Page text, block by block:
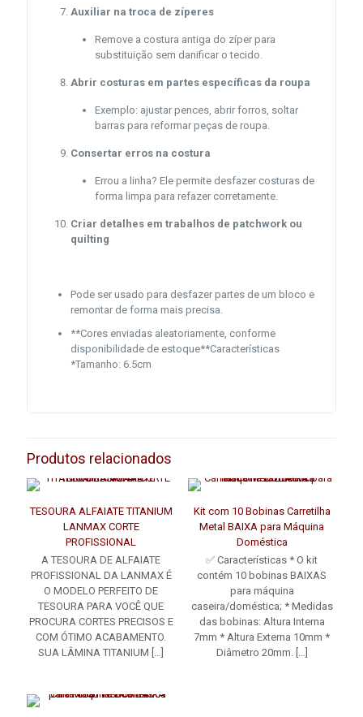
Auxiliar na troca de zíperes
Remove a costura antiga do zíper para
substituição sem danificar o tecido.
Abrir costuras em partes específicas da roupa
Exemplo: ajustar pences, abrir forros, soltar
barras para reformar peças de roupa.
Consertar erros na costura
Errou a linha? Ele permite desfazer costuras de
forma limpa para refazer corretamente.
Criar detalhes em trabalhos de patchwork ou
quilting
Pode ser usado para desfazer partes de um bloco e
remontar de forma mais precisa.
**Cores enviadas aleatoriamente, conforme
disponibilidade de estoque**Características
*Tamanho: 6.5cm
Produtos relacionados
TESOURA ALFAIATE TITANIUM
LANMAX CORTE
PROFISSIONAL
A TESOURA DE ALFAIATE
PROFISSIONAL DA LANMAX É
O MODELO PERFEITO DE
TESOURA PARA VOCÊ QUE
PROCURA CORTES PRECISOS E
COM ÓTIMO ACABAMENTO.
SUA LÂMINA TITANIUM […]
Kit com 10 Bobinas Carretilha
Metal BAIXA para Máquina
Doméstica
✅ Características * O kit
contém 10 bobinas BAIXAS
para máquina
caseira/doméstica; * Medidas
das bobinas: Altura Interna
7mm * Altura Externa 10mm *
Diâmetro 20mm.[…]